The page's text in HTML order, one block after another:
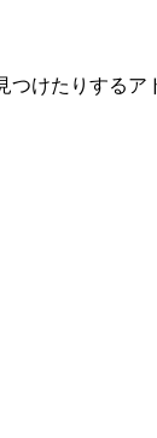
つけたりするア